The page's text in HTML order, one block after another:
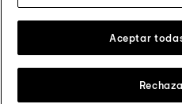
Cambiar país
Aceptar